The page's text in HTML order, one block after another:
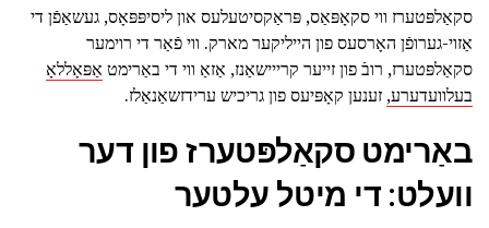
סקאַלפּטערז ווי סקאָפּאַס, פּראַקסיטעלעס און ליסיפּפּאָס, געשאַפֿן די
אַזוי-גערופֿן האָרסעס פון הייליקער מארק. ווי פֿאַר די רוימער
סקאַלפּטערז, רובֿ פון זייער קרייישאַנז, אַזאַ ווי די באַרימט אַפּאָללאָ
בעלוועדערע, זענען קאָפּיעס פון גריכיש ערידזשאַנאַלז.
באַרימט סקאַלפּטערז פון דער
וועלט: די מיטל עלטער